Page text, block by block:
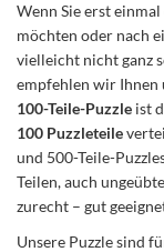
Wenn Sie erst
möchten oder nach
vielleicht nicht ganz
empfehlen wir Ihnen
100-Teile-Puzzle ist
100 Puzzleteile
und 500-Teile-
Teilen, auch
zurecht – gut
Unsere Puzzle sind